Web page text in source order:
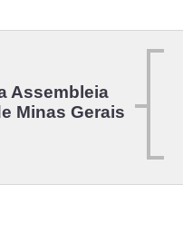
Assembleia
Minas Gerais